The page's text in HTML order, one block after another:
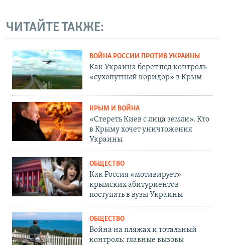
ЧИТАЙТЕ ТАКЖЕ:
ВОЙНА РОССИИ ПРОТИВ УКРАИНЫ
Как Украина берет под контроль
«сухопутный коридор» в Крым
КРЫМ И ВОЙНА
«Стереть Киев с лица земли». Кто
в Крыму хочет уничтожения
Украины
ОБЩЕСТВО
Как Россия «мотивирует»
крымских абитуриентов
поступать в вузы Украины
ОБЩЕСТВО
Война на пляжах и тотальный
контроль: главные вызовы